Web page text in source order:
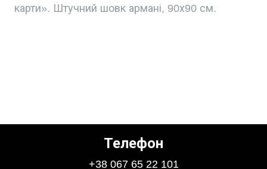
карти». Штучний шовк армані, 90х90 см.
Телефон
+38 067 65 22 101